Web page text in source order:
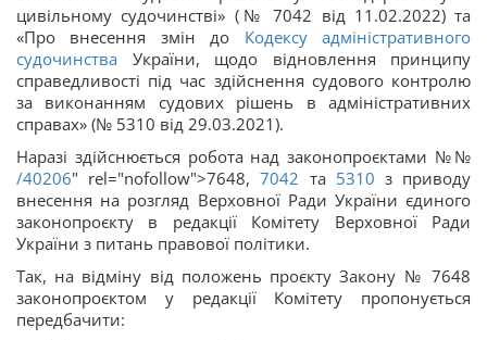
цивільному судочинстві» (№ 7042 від 11.02.2022) та
«Про внесення змін до Кодексу адміністративного
судочинства України, щодо відновлення принципу
справедливості під час здійснення судового контролю
за виконанням судових рішень в адміністративних
справах» (№ 5310 від 29.03.2021).
Наразі здійснюється робота над законопроєктами №№
/40206" rel="nofollow">7648,7042 та 5310 з приводу
внесення на розгляд Верховної Ради України єдиного
законопроєкту в редакції Комітету Верховної Ради
України з питань правової політики.
Так, на відміну від положень проєкту Закону № 7648
законопроєктом у редакції Комітету пропонується
передбачити: